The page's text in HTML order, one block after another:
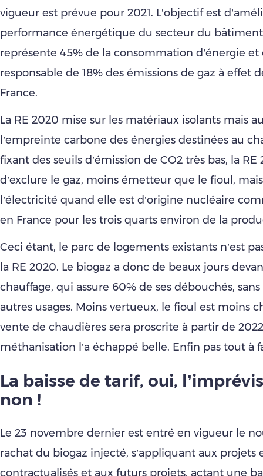
vigueur est prévue pour 2021. L’objectif est
performance énergétique du secteur du
représente 45% de la consommation d’énergie et
responsable de 18% des émissions de gaz à effet
France.
La RE 2020 mise sur les matériaux isolants mais
l’empreinte carbone des énergies destinées au
fixant des seuils d’émission de CO2 très bas, la
d’exclure le gaz, moins émetteur que le fioul,
l’électricité quand elle est d’origine nucléaire
en France pour les trois quarts environ de la
Ceci étant, le parc de logements existants n’est
la RE 2020. Le biogaz a donc de beaux jours
chauffage, qui assure 60% de ses débouchés,
autres usages. Moins vertueux, le fioul est moins
vente de chaudières sera proscrite à partir de
méthanisation l’a échappé belle. Enfin pas tout à
La baisse de tarif, oui,
non !
Le 23 novembre dernier est entré en vigueur le
rachat du biogaz injecté, s’appliquant aux projets
contractualisés et aux futurs projets, actant une